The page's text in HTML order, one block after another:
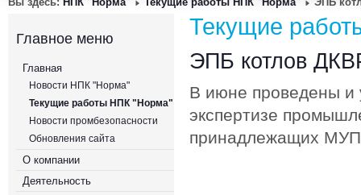
Главное меню
Главная
Новости НПК "Норма"
Текущие работы НПК "Норма"
Новости промбезопасности
Обновления сайта
О компании
Деятельность
Текущие
ЭПБ котлов
В июне проведены и
экспертизе
принадлежащих МУП